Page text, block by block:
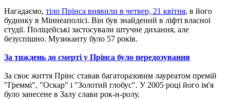
Нагадаємо, тіло Прінса виявили в четвер, 21 квітня, в його
будинку в Міннеаполісі. Він був знайдений в ліфті власної
студії. Поліцейські застосували штучне дихання, але
безуспішно. Музиканту було 57 років.
За тиждень до смерті у Прінса було передозування
За своє життя Прінс ставав багаторазовим лауреатом премій
"Греммі", "Оскар" і "Золотий глобус". У 2005 році його ім'я
було занесене в Залу слави рок-н-ролу.